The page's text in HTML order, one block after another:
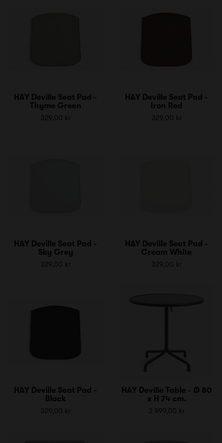
HAY Deville Seat Pad -
Thyme Green
329,00 kr
HAY Deville Seat Pad -
Iron Red
329,00 kr
HAY Deville Seat Pad -
Sky Grey
329,00 kr
HAY Deville Seat Pad -
Cream White
329,00 kr
HAY Deville Seat Pad -
Black
329,00 kr
HAY Deville Table - Ø 80
x H 74 cm.
3 999,00 kr